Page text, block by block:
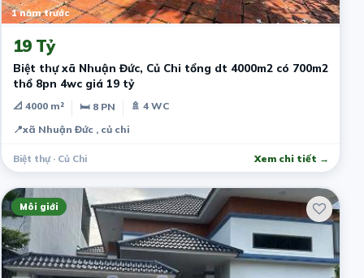
1 năm trước
19 Tỷ
Biệt thự xã Nhuận Đức, Củ Chi tổng dt 4000m2 có 700m2
thổ 8pn 4wc giá 19 tỷ
📐 4000 m² 🛏 8 PN
🚿 4 WC
📍xã Nhuận Đức , củ chi
Biệt thự · Củ Chi Xem chi tiết →
Môi giới